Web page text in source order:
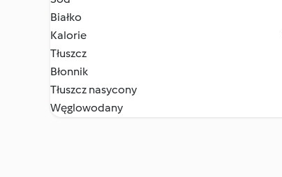
Białko
Kalorie
Tłuszcz
Błonnik
Tłuszcz nasycony
Węglowodany